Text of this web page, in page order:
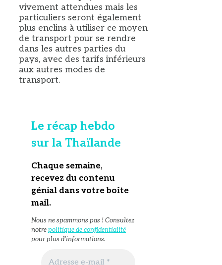
vivement attendues mais les
particuliers seront également
plus enclins à utiliser ce moyen
de transport pour se rendre
dans les autres parties du
pays, avec des tarifs inférieurs
aux autres modes de
transport.
Le récap hebdo
sur la Thaïlande
Chaque semaine,
recevez du contenu
génial dans votre boîte
mail.
Nous ne spammons pas ! Consultez
notrepolitique de confidentialité
pour plus d’informations.